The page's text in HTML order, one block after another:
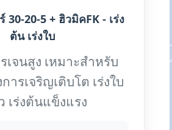
30-20-5 + ฮิวมิคFK - เร่ง
ต้น เร่งใบ
เจนสูง เหมาะสำหรับ
ารเจริญเติบโต เร่งใบ
เร่งต้นแข็งแรง